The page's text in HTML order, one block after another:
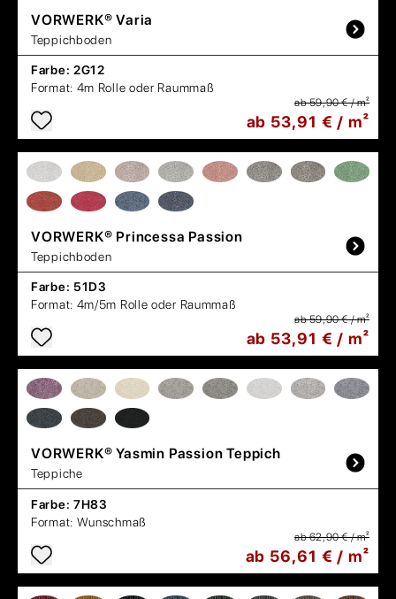
VORWERK® Varia
Teppichboden
Farbe: 2G12
Format: 4m Rolle oder Raummaß
ab 59,90 € / m²
ab 53,91 € / m²
VORWERK® Princessa Passion
Teppichboden
Farbe: 51D3
Format: 4m/5m Rolle oder Raummaß
ab 59,90 € / m²
ab 53,91 € / m²
VORWERK® Yasmin Passion Teppich
Teppiche
Farbe: 7H83
Format: Wunschmaß
ab 62,90 € / m²
ab 56,61 € / m²